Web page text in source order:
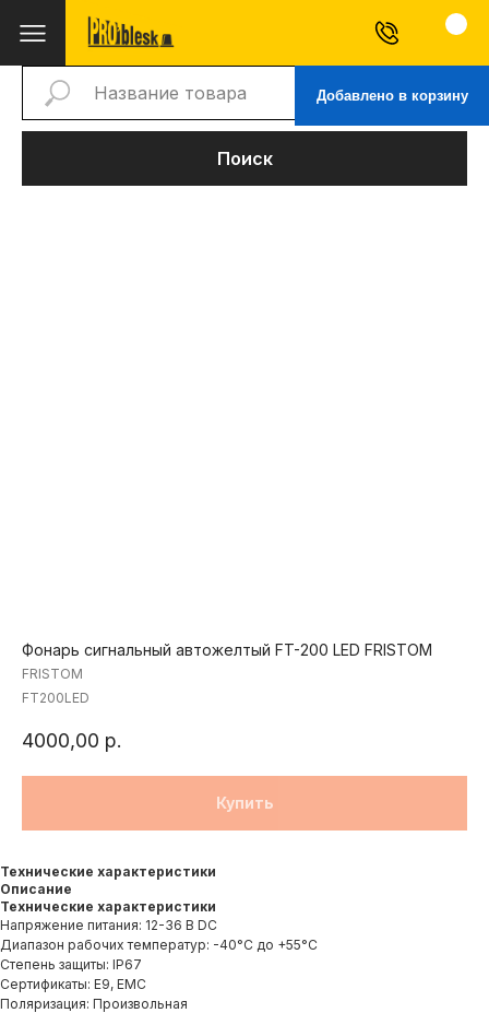
Добавлено в корзину
Поиск
Фонарь cигнальный автожелтый FT-200 LED FRISTOM
FRISTOM
FT200LED
4000,00 р.
Купить
Технические характеристики
Описание
Технические характеристики
Напряжение питания: 12-36 В DC
Диапазон рабочих температур: -40°C до +55°C
Степень защиты: IP67
Сертификаты: E9, EMC
Поляризация: Произвольная